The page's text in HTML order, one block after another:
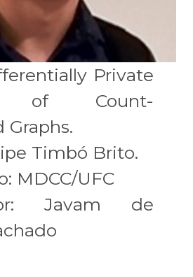
Private
of Count-
Timbó Brito.
MDCC/UFC
Javam de